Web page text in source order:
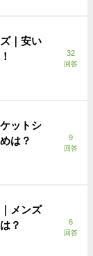
｜安い
32
回答
ットシ
は？
9
回答
メンズ
？
6
回答